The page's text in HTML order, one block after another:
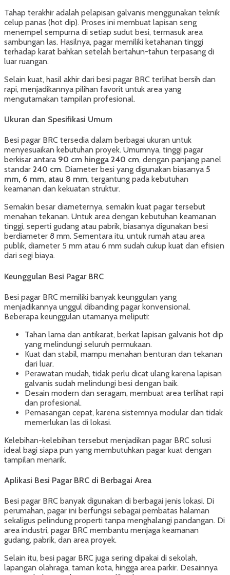
Tahap terakhir adalah pelapisan galvanis menggunakan teknik
celup panas (hot dip). Proses ini membuat lapisan seng
menempel sempurna di setiap sudut besi, termasuk area
sambungan las. Hasilnya, pagar memiliki ketahanan tinggi
terhadap karat bahkan setelah bertahun-tahun terpasang di
luar ruangan.
Selain kuat, hasil akhir dari besi pagar BRC terlihat bersih dan
rapi, menjadikannya pilihan favorit untuk area yang
mengutamakan tampilan profesional.
Ukuran dan Spesifikasi Umum
Besi pagar BRC tersedia dalam berbagai ukuran untuk
menyesuaikan kebutuhan proyek. Umumnya, tinggi pagar
berkisar antara 90 cm hingga 240 cm, dengan panjang panel
standar 240 cm. Diameter besi yang digunakan biasanya 5
mm, 6 mm, atau 8 mm, tergantung pada kebutuhan
keamanan dan kekuatan struktur.
Semakin besar diameternya, semakin kuat pagar tersebut
menahan tekanan. Untuk area dengan kebutuhan keamanan
tinggi, seperti gudang atau pabrik, biasanya digunakan besi
berdiameter 8 mm. Sementara itu, untuk rumah atau area
publik, diameter 5 mm atau 6 mm sudah cukup kuat dan efisien
dari segi biaya.
Keunggulan Besi Pagar BRC
Besi pagar BRC memiliki banyak keunggulan yang
menjadikannya unggul dibanding pagar konvensional.
Beberapa keunggulan utamanya meliputi:
Tahan lama dan antikarat, berkat lapisan galvanis hot dip
yang melindungi seluruh permukaan.
Kuat dan stabil, mampu menahan benturan dan tekanan
dari luar.
Perawatan mudah, tidak perlu dicat ulang karena lapisan
galvanis sudah melindungi besi dengan baik.
Desain modern dan seragam, membuat area terlihat rapi
dan profesional.
Pemasangan cepat, karena sistemnya modular dan tidak
memerlukan las di lokasi.
Kelebihan-kelebihan tersebut menjadikan pagar BRC solusi
ideal bagi siapa pun yang membutuhkan pagar kuat dengan
tampilan menarik.
Aplikasi Besi Pagar BRC di Berbagai Area
Besi pagar BRC banyak digunakan di berbagai jenis lokasi. Di
perumahan, pagar ini berfungsi sebagai pembatas halaman
sekaligus pelindung properti tanpa menghalangi pandangan. Di
area industri, pagar BRC membantu menjaga keamanan
gudang, pabrik, dan area proyek.
Selain itu, besi pagar BRC juga sering dipakai di sekolah,
lapangan olahraga, taman kota, hingga area parkir. Desainnya